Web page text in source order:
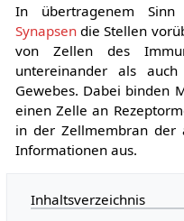
In übertragenem
Synapsendie Stellen
von Zellen des
untereinander als
Gewebes. Dabei binden
einen Zelle an
in der Zellmembran der
Informationen aus.
Inhaltsverzeichnis